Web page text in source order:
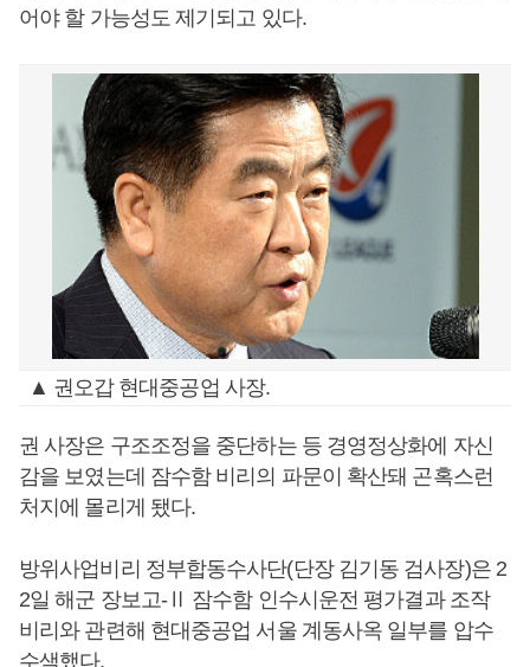
어야 할 가능성도 제기되고 있다.
▲ 권오갑 현대중공업 사장.
권 사장은 구조조정을 중단하는 등 경영정상화에 자신
감을 보였는데 잠수함 비리의 파문이 확산돼 곤혹스런
처지에 몰리게 됐다.
방위사업비리 정부합동수사단(단장 김기동 검사장)은 2
2일 해군 장보고-Ⅱ 잠수함 인수시운전 평가결과 조작
비리와 관련해 현대중공업 서울 계동사옥 일부를 압수
수색했다.